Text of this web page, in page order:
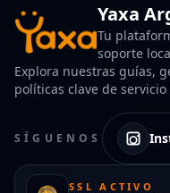
Yaxa
Tu
soporte
Explora nuestras guías,
políticas clave de
SÍGUENOS
SSL ACTIVO